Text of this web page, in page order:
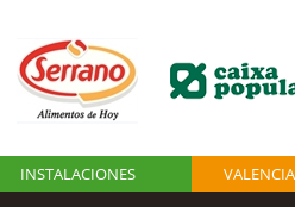
INSTALACIONES